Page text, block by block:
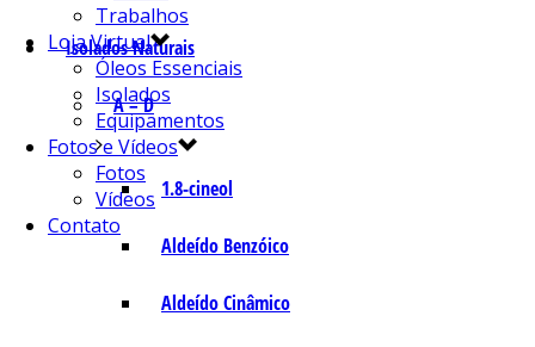
Isolados Naturais
A – D
1.8-cineol
Aldeído Benzóico
Aldeído Cinâmico
Trabalhos
Loja Virtual
Óleos Essenciais
Isolados
Equipamentos
Fotos e Vídeos
Fotos
Vídeos
Contato